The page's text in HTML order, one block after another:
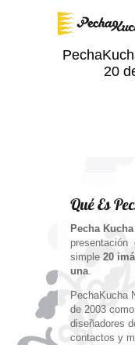
20
Qué Es
Pecha
presentación
simple 20
una
PechaKucha
de 2003
diseñadores
contactos y